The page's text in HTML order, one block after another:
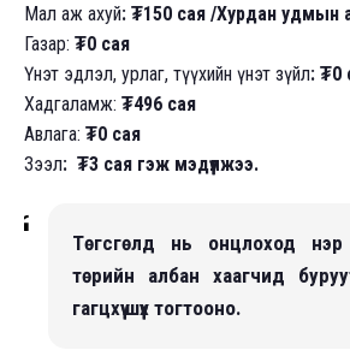
Мал аж ахуй: ₮150 сая /Хурдан удмын
Газар: ₮0 сая
Үнэт эдлэл, урлаг, түүхийн үнэт зүйл: ₮0
Хадгаламж: ₮496 сая
Авлага: ₮0 сая
Зээл: ₮3 сая гэж мэдүүлжээ.
Төгсгөлд нь онцлоход нэр
төрийн албан хаагчид
гагцхүү шүүх тогтооно.